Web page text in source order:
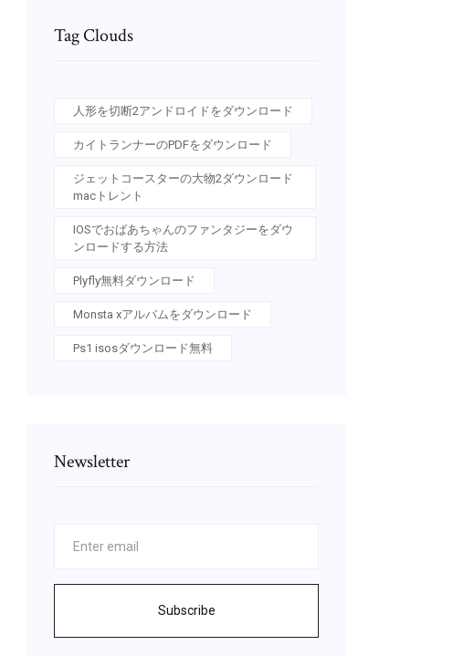
Tag Clouds
人形を切断2アンドロイドをダウンロード
カイトランナーのPDFをダウンロード
ジェットコースターの大物2ダウンロード
macトレント
IOSでおばあちゃんのファンタジーをダウ
ンロードする方法
Plyfly無料ダウンロード
Monsta xアルバムをダウンロード
Ps1 isosダウンロード無料
Newsletter
Subscribe